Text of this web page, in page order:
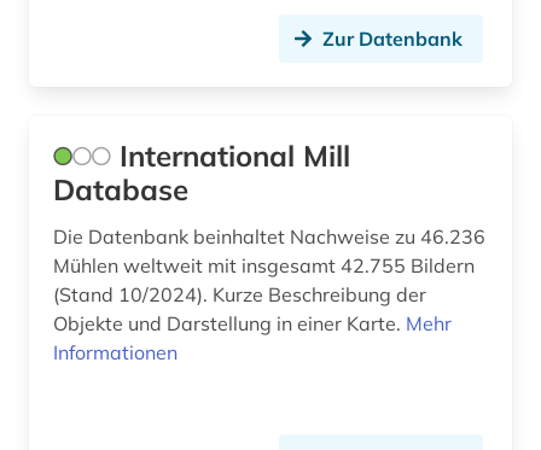
Zur Datenbank
International Mill
Database
Die Datenbank beinhaltet Nachweise zu 46.236
Mühlen weltweit mit insgesamt 42.755 Bildern
(Stand 10/2024). Kurze Beschreibung der
Objekte und Darstellung in einer Karte. Mehr
Informationen